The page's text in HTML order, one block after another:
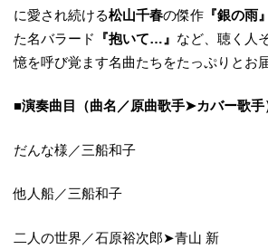
に愛され続ける松山千春の傑作 『銀の雨』
た名バラード
『抱いて…』 など、聴く人
憶を呼び覚ます名曲たちをたっぷりとお
■演奏曲目（曲名／原曲歌手➤カバー歌手
だんな様／三船和子
他人船／三船和子
二人の世界／石原裕次郎➤青山 新